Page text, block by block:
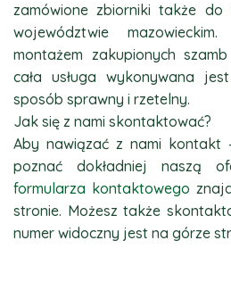
zamówione zbiorniki także do
województwie
montażem zakupionych
cała usługa wykonywana
sposób sprawny i rzetelny.
Jak się z nami skontaktować?
Aby nawiązać z nami kontakt
poznać dokładniej naszą
formularza kontaktowego
stronie. Możesz także
numer widoczny jest na górze